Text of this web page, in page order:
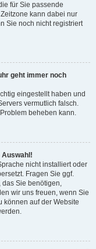
für Sie passende
kann dabei nur
Sie noch nicht registriert
geht immer noch
eingestellt haben und
vermutlich falsch.
beheben kann.
Auswahl!
nicht installiert oder
Fragen Sie ggf.
das Sie benötigen,
wir uns freuen, wenn Sie
können auf der Website